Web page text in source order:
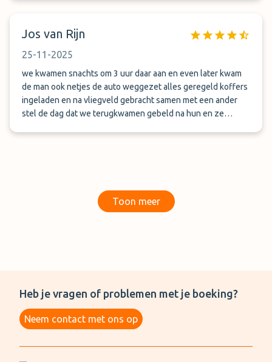
Jos van Rijn
25-11-2025
we kwamen snachts om 3 uur daar aan en even later kwam
de man ook netjes de auto weggezet alles geregeld koffers
ingeladen en na vliegveld gebracht samen met een ander
stel de dag dat we terugkwamen gebeld na hun en ze
Toon meer
Heb je vragen of problemen met je boeking?
Neem contact met ons op